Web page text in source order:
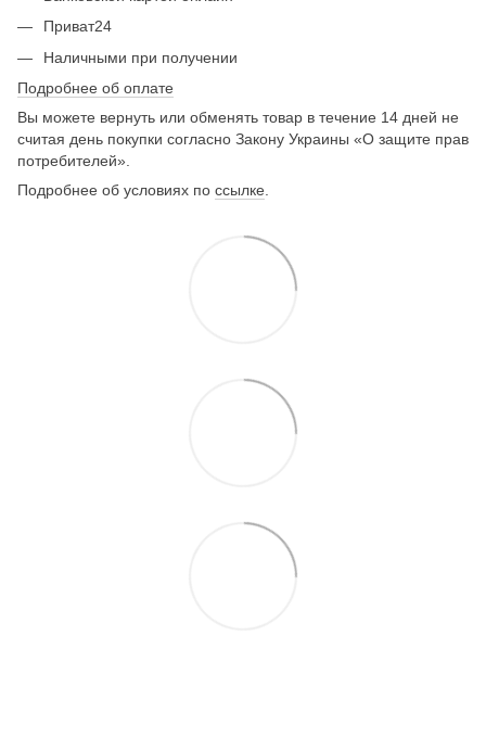
Приват24
Наличными при получении
Подробнее об оплате
Вы можете вернуть или обменять товар в течение 14 дней не
считая день покупки согласно Закону Украины «О защите прав
потребителей».
Подробнее об условиях по ссылке